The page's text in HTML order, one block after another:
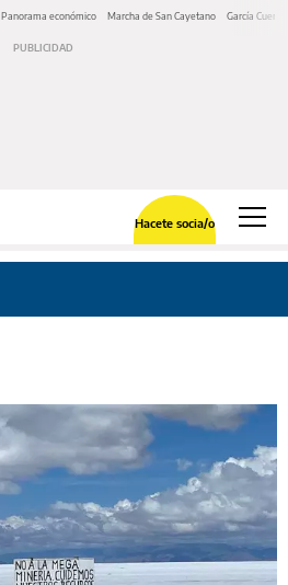
Panorama económico Marcha de San Cayetano García Cuerva
Hacete socia/o